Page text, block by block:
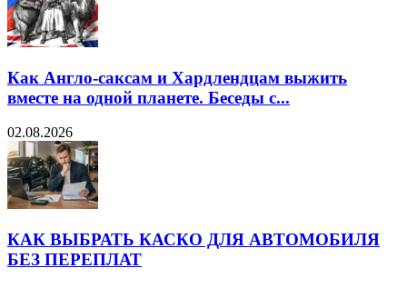
Как Англо-саксам и Хардлендцам выжить
вместе на одной планете. Беседы с...
02.08.2026
КАК ВЫБРАТЬ КАСКО ДЛЯ АВТОМОБИЛЯ
БЕЗ ПЕРЕПЛАТ